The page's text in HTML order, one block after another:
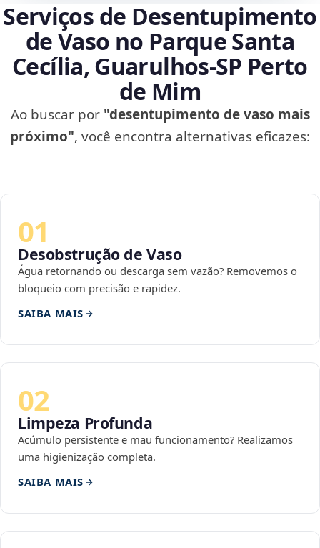
Serviços de Desentupimento
de Vaso no Parque Santa
Cecília, Guarulhos‑SP Perto
de Mim
Ao buscar por "desentupimento de vaso mais
próximo", você encontra alternativas eficazes:
01
Desobstrução de Vaso
Água retornando ou descarga sem vazão? Removemos o
bloqueio com precisão e rapidez.
SAIBA MAIS
02
Limpeza Profunda
Acúmulo persistente e mau funcionamento? Realizamos
uma higienização completa.
SAIBA MAIS